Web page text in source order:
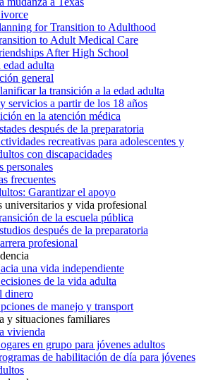
for Transition to Adulthood
to Adult Medical Care
After High School
adulta
general
la transición a la edad adulta
servicios a partir de los 18 años
en la atención médica
después de la preparatoria
recreativas para adolescentes y
con discapacidades
personales
frecuentes
Garantizar el apoyo
universitarios y vida profesional
de la escuela pública
después de la preparatoria
profesional
una vida independiente
de la vida adulta
dinero
de manejo y transport
y situaciones familiares
vivienda
en grupo para jóvenes adultos
de habilitación de día para jóvenes